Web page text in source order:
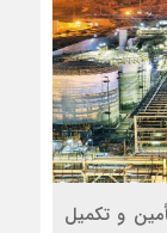
و تکمیل